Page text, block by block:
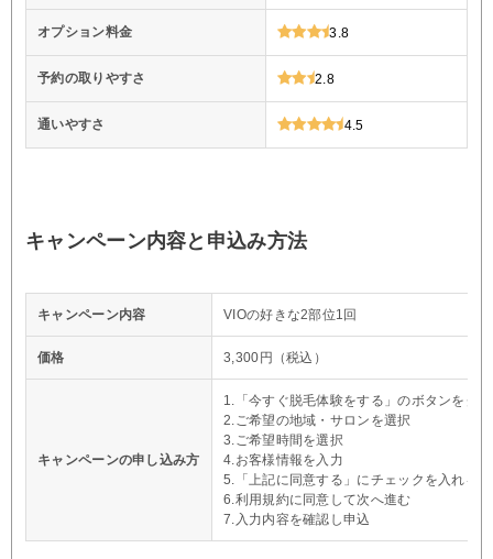
オプション料金 3.8
予約の取りやすさ 2.8
通いやすさ 4.5
キャンペーン内容と申込み方法
キャンペーン内容 VIOの好きな2部位1回
価格 3,300円（税込）
キャンペーンの申し込み方
1.「今すぐ脱毛体験をする」のボタンをク
2.ご希望の地域・サロンを選択
3.ご希望時間を選択
4.お客様情報を入力
5.「上記に同意する」にチェックを入れる
6.利用規約に同意して次へ進む
7.入力内容を確認し申込